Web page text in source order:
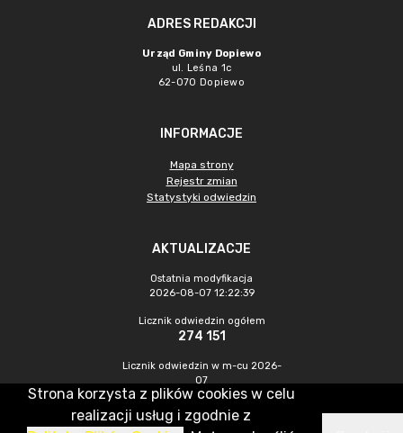
ADRES REDAKCJI
Urząd Gminy Dopiewo
ul. Leśna 1c
62-070 Dopiewo
INFORMACJE
Mapa strony
Rejestr zmian
Statystyki odwiedzin
AKTUALIZACJE
Ostatnia modyfikacja
2026-08-07 12:22:39
Licznik odwiedzin ogółem
274 151
Licznik odwiedzin w m-cu 2026-
07
940
Strona korzysta z plików cookies w celu
realizacji usług i zgodnie z